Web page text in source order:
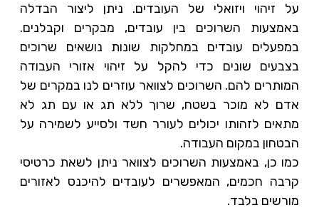
על זיהוי ויזואלי של העובדים. ניתן ליצור הבדלה
באמצעות השרוכים בין עובדים, מבקרים וקבלנים.
במפעלים עובדים במחלקות שונות נושאים שרוכים
בצבעים שונים כדי להקל על זיהוי אזורי העבודה
המותרים להם. השרוכים לצוואר עוזרים לנו במקרים של
אדם לא מוכר בשטח, שרוך ללא תג או עם תג לא
מתאים לזהותו יכולים לעורר חשד ולסייע לשמירה על
הבטחון במקום העבודה.
כמו כן, באמצעות השרוכים לצוואר ניתן לשאת כרטיסי
קרבה חכמים, המאפשרים לעובדים להיכנס לאזורים
מורשים בלבד.